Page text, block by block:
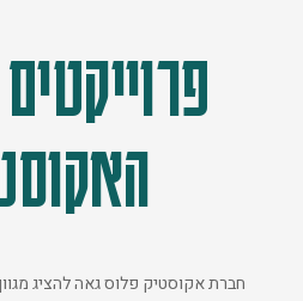
חברת אקוסטיק פלוס גאה להציג